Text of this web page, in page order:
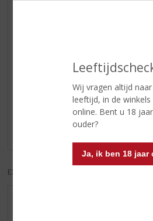
Wij vragen altijd
leeftijd, in de
online. Bent u 18
ouder?
Ja, ik ben 18 jaar
Reviews
Schrijf een review
EXCL. BTW